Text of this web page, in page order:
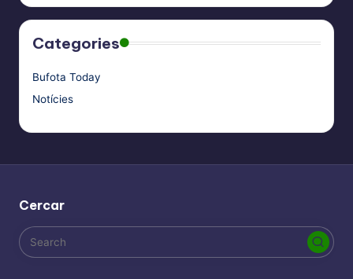
Categories
Bufota Today
Notícies
Cercar